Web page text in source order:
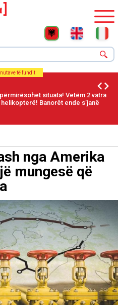
të fundit
negociatave me Iranin, bie me 4%
nga Amerika
mungesë që